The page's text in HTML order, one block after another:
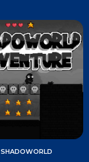
SHADOWORLD